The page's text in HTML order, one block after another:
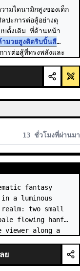
ามไดนามิกสูงของเด็ก
ปะการต่อสู้อย่างดุ
บดั้งเดิม ที่ด้านหน้า
ามวยสูงติดริบบิ้นสี
ารต่อสู้ที่ทรงพลังและ
13 ชั่วโมงที่ผ่านมา
fantasy
a luminous
two small
flowing hanfu
viewer along a
gate rising
l…
ย